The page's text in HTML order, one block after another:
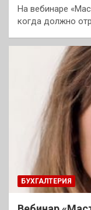
На вебинаре
когда должно
БУХГАЛТЕРИЯ